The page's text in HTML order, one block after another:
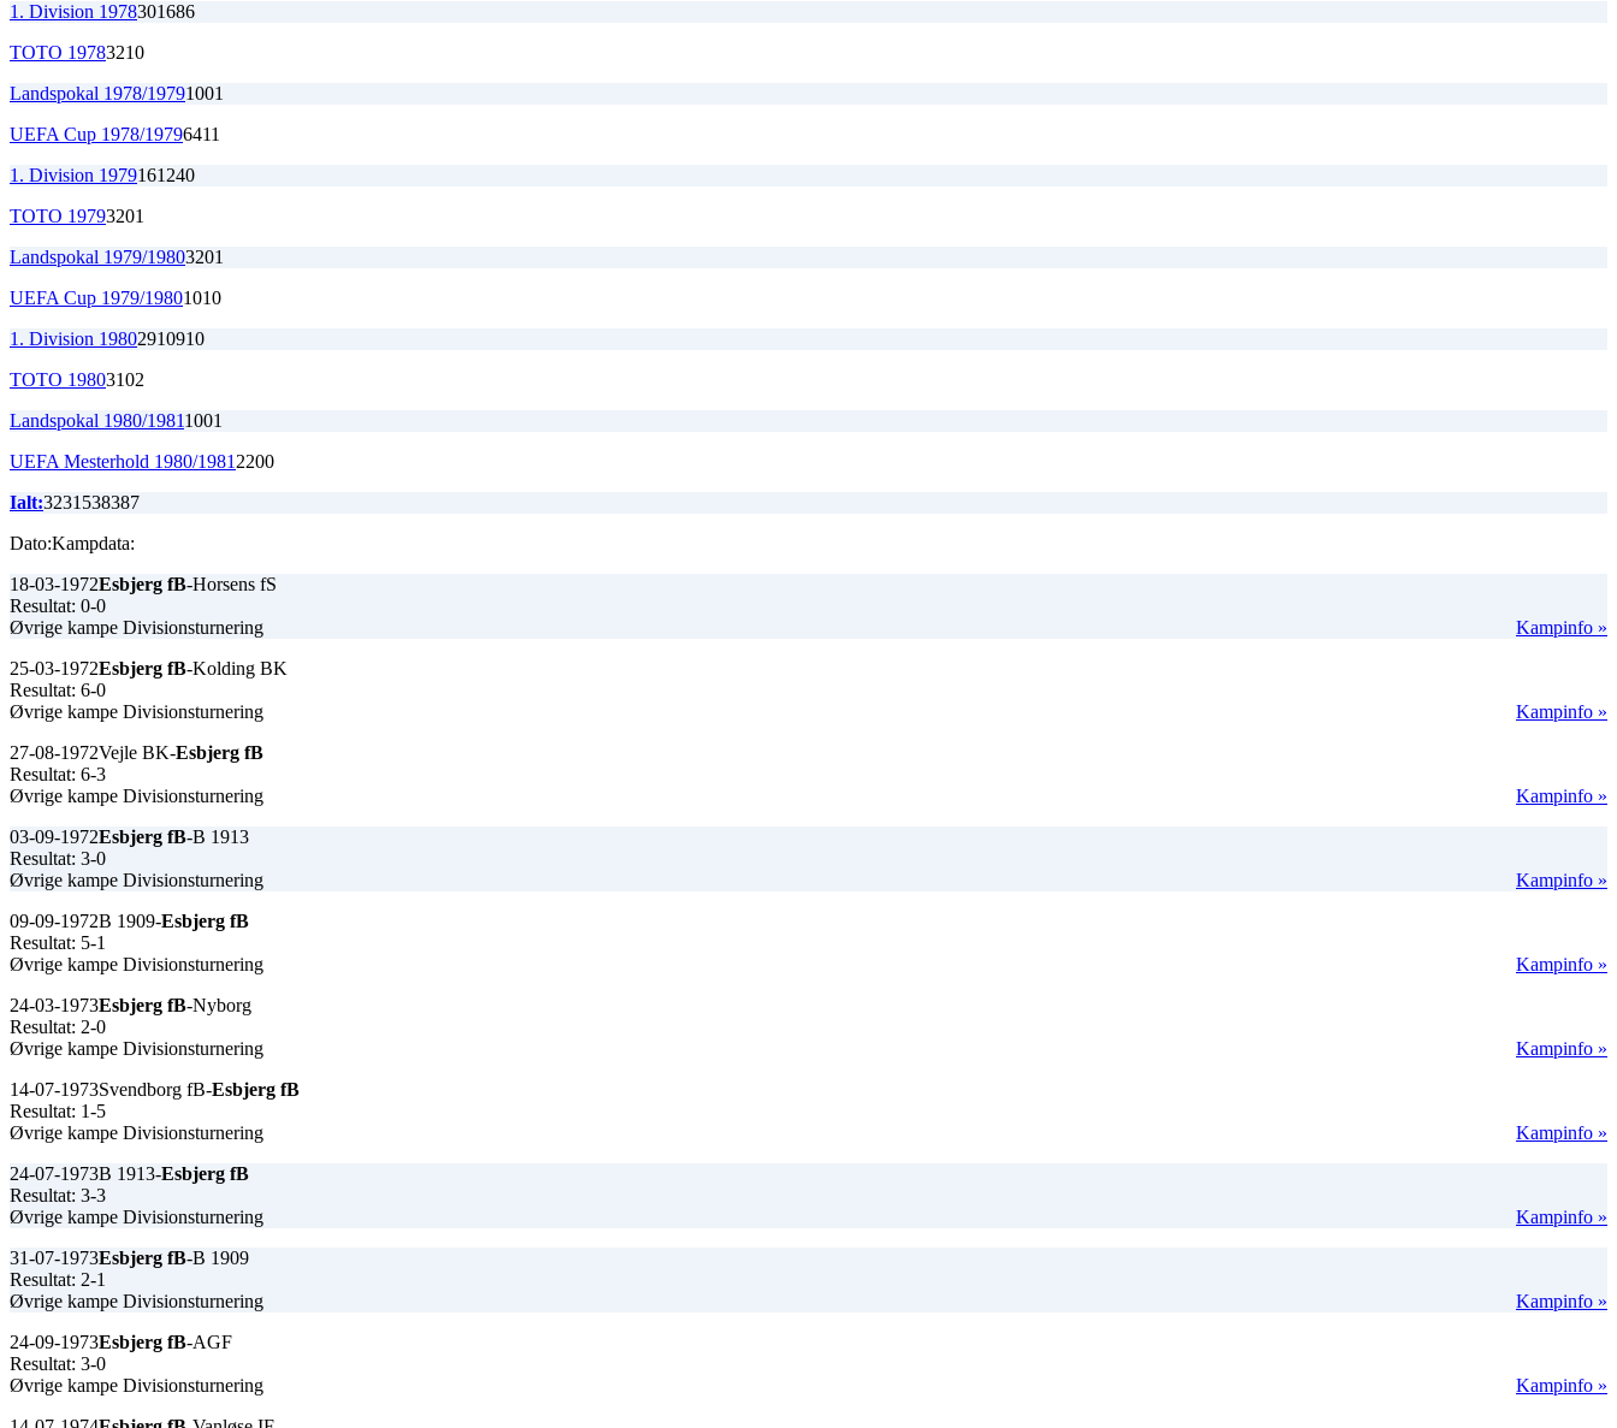
1. Division 1978301686
TOTO 19783210
Landspokal 1978/19791001
UEFA Cup 1978/19796411
1. Division 1979161240
TOTO 19793201
Landspokal 1979/19803201
UEFA Cup 1979/19801010
1. Division 19802910910
TOTO 19803102
Landspokal 1980/19811001
UEFA Mesterhold 1980/1981 2200
Ialt:3231538387
Dato:Kampdata:
18-03-1972Esbjerg fB-Horsens fS
Resultat: 0-0
Øvrige kampe Divisionsturnering
Kampinfo »
25-03-1972Esbjerg fB-Kolding BK
Resultat: 6-0
Øvrige kampe Divisionsturnering
Kampinfo »
27-08-1972Vejle BK-Esbjerg fB
Resultat: 6-3
Øvrige kampe Divisionsturnering
Kampinfo »
03-09-1972Esbjerg fB-B 1913
Resultat: 3-0
Øvrige kampe Divisionsturnering
Kampinfo »
09-09-1972B 1909-Esbjerg fB
Resultat: 5-1
Øvrige kampe Divisionsturnering
Kampinfo »
24-03-1973Esbjerg fB-Nyborg
Resultat: 2-0
Øvrige kampe Divisionsturnering
Kampinfo »
14-07-1973Svendborg fB-Esbjerg fB
Resultat: 1-5
Øvrige kampe Divisionsturnering
Kampinfo »
24-07-1973B 1913-Esbjerg fB
Resultat: 3-3
Øvrige kampe Divisionsturnering
Kampinfo »
31-07-1973Esbjerg fB-B 1909
Resultat: 2-1
Øvrige kampe Divisionsturnering
Kampinfo »
24-09-1973Esbjerg fB-AGF
Resultat: 3-0
Øvrige kampe Divisionsturnering
Kampinfo »